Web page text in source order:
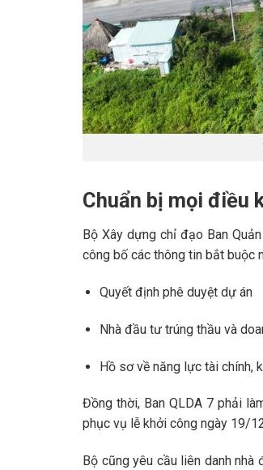
Chuẩn bị mọi điều
Bộ Xây dựng chỉ đạo Ban
công bố các thông tin bắt buộc
Quyết định phê duyệt dự án
Nhà đầu tư trúng thầu và
Hồ sơ về năng lực tài chính,
Đồng thời, Ban QLDA 7 phải
phục vụ lễ khởi công ngày 19/
Bộ cũng yêu cầu liên danh nhà